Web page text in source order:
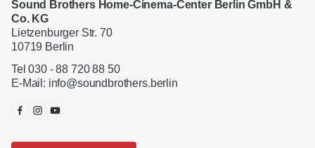
Sound Brothers Home-Cinema-Center Berlin GmbH &
Co. KG
Lietzenburger Str. 70
10719 Berlin
Tel 030 - 88 720 88 50
E-Mail: info@soundbrothers.berlin